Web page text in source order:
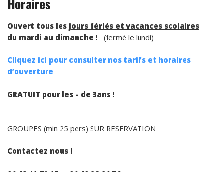
Ouvert tous les jours fériés et vacances scolaires
du mardi au dimanche ! (fermé le lundi)
Cliquez ici pour consulter nos tarifs et horaires
d’ouverture
GRATUIT pour les – de 3ans !
GROUPES (min 25 pers) SUR RESERVATION
Contactez nous !